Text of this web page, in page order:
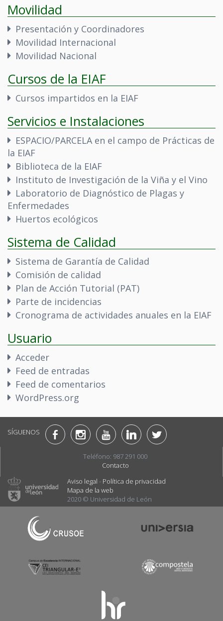
Movilidad
Presentación y Coordinadores
Movilidad Internacional
Movilidad Nacional
Cursos de la EIAF
Cursos impartidos en la EIAF
Servicios e Instalaciones
ESPACIO/PARCELA en el campo de Prácticas de
la EIAF
Biblioteca de la EIAF
Instituto de Investigación de la Viña y el Vino
Laboratorio de Diagnóstico de Plagas y
Enfermedades
Huertos ecológicos
Sistema de Calidad
Sistema de Garantía de Calidad
Comisión de calidad
Plan de Acción Tutorial (PAT)
Parte de incidencias
Cronograma de actividades anuales en la EIAF
Usuario
Acceder
Feed de entradas
Feed de comentarios
WordPress.org
SÍGUENOS
Teléfono: 987 291 000
Contacto
Aviso legal - Política de privacidad
Mapa de la web
2020 © Universidad de León